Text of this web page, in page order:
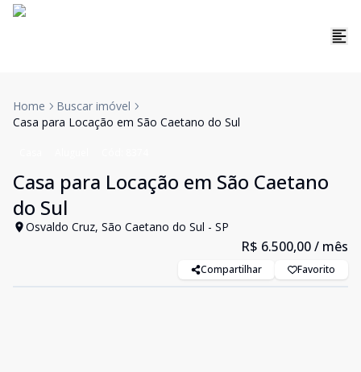
Home
Buscar imóvel
Casa para Locação em São Caetano do Sul
Casa para Locação em São Caetano
do Sul
Osvaldo Cruz, São Caetano do Sul - SP
R$ 6.500,00/ mês
Compartilhar Favorito